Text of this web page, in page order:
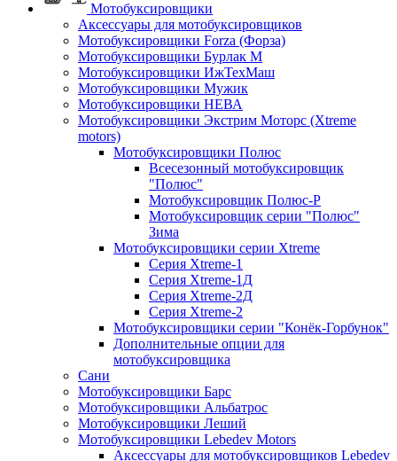
Мотобуксировщики
Аксессуары для мотобуксировщиков
Мотобуксировщики Forza (Форза)
Мотобуксировщики Бурлак М
Мотобуксировщики ИжТехМаш
Мотобуксировщики Мужик
Мотобуксировщики НЕВА
Мотобуксировщики Экстрим Моторс (Xtreme
motors)
Мотобуксировщики Полюс
Всесезонный мотобуксировщик
"Полюс"
Мотобуксировщик Полюс-Р
Мотобуксировщик серии "Полюс"
Зима
Мотобуксировщики серии Xtreme
Серия Xtreme-1
Серия Xtreme-1Д
Серия Xtreme-2Д
Серия Xtreme-2
Мотобуксировщики серии "Конёк-Горбунок"
Дополнительные опции для
мотобуксировщика
Сани
Мотобуксировщики Барс
Мотобуксировщики Альбатрос
Мотобуксировщики Леший
Мотобуксировщики Lebedev Motors
Аксессуары для мотобуксировщиков Lebedev